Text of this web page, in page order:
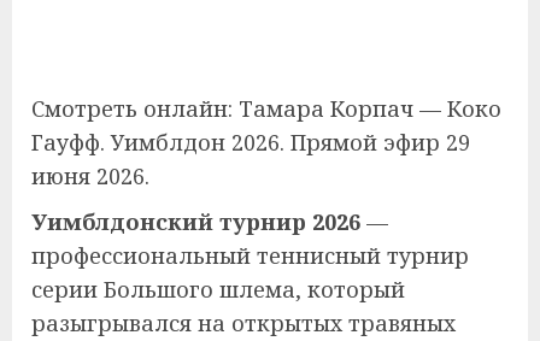
Смотреть онлайн: Тамара Корпач — Коко
Гауфф. Уимблдон 2026. Прямой эфир 29
июня 2026.
Уимблдонский турнир 2026 —
профессиональный теннисный турнир
серии Большого шлема, который
разыгрывался на открытых травяных